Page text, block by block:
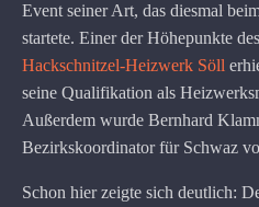
Event seiner Art, das diesmal
startete. Einer der Höhepunkte
Hackschnitzel-Heizwerk Söll
seine Qualifikation als
Außerdem wurde Bernhard
Bezirkskoordinator für Schwaz
Schon hier zeigte sich deutlich: